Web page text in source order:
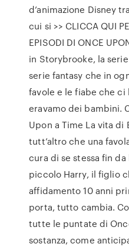
d’animazione Disney
cui si >> CLICCA QUI
EPISODI DI ONCE
in Storybrooke, la serie
serie fantasy che in
favole e le fiabe che
eravamo dei bambini.
Upon a Time La vita di
tutt’altro che una
cura di se stessa fin
piccolo Harry, il figlio
affidamento 10 anni
porta, tutto cambia.
tutte le puntate di
sostanza, come